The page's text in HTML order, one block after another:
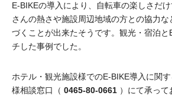
E-BIKEの導入により、自転車の楽しさだ
さんの熱さや施設周辺地域の方との協力
づくことが出来たそうです。観光・宿泊と
チした事例でした。
ホテル・観光施設様でのE-BIKE導入に関
様相談窓口（ 0465-80-0661 ）にて承って